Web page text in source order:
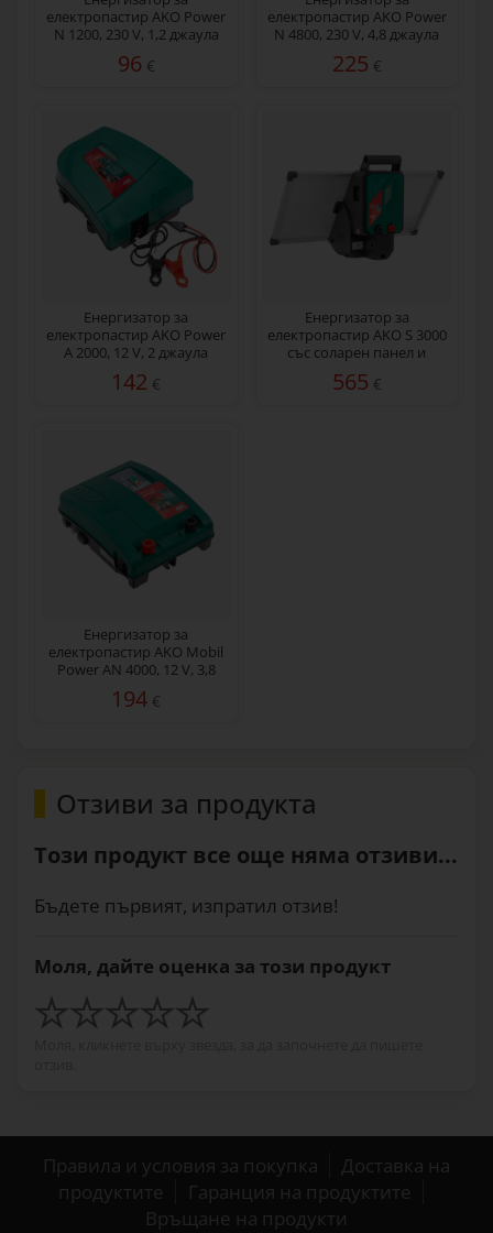
електропастир AKO Power
N 1200, 230 V, 1,2 джаула
96 €
електропастир AKO Power
N 4800, 230 V, 4,8 джаула
225 €
Енергизатор за
електропастир AKO Power
А 2000, 12 V, 2 джаула
142 €
Енергизатор за
електропастир AKO S 3000
със соларен панел и
565 €
Енергизатор за
електропастир AKO Mobil
Power AN 4000, 12 V, 3,8
джаула
194 €
Отзиви за продукта
Този продукт все още няма отзиви...
Бъдете първият, изпратил отзив!
Моля, дайте оценка за този продукт
Правила и условия за покупка
Доставка на
продуктите
Гаранция на продуктите
Връщане на продукти